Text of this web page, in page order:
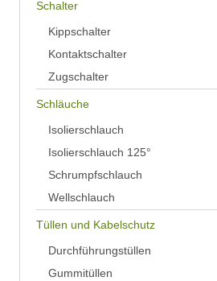
Schalter
Kippschalter
Kontaktschalter
Zugschalter
Schläuche
Isolierschlauch
Isolierschlauch 125°
Schrumpfschlauch
Wellschlauch
Tüllen und Kabelschutz
Durchführungstüllen
Gummitüllen